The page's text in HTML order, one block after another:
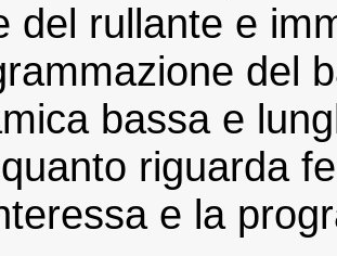
del rullante e
del
bassa e
riguarda
e la